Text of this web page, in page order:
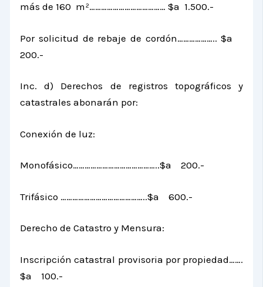
más de 160 m²………………………………… $a 1.500.-
Por solicitud de rebaje de cordón……………….. $a
200.-
Inc. d) Derechos de registros topográficos y
catastrales abonarán por:
Conexión de luz:
Monofásico……………………………………..$a 200.-
Trifásico ……………………………………..$a 600.-
Derecho de Catastro y Mensura:
Inscripción catastral provisoria por propiedad…….
$a 100.-